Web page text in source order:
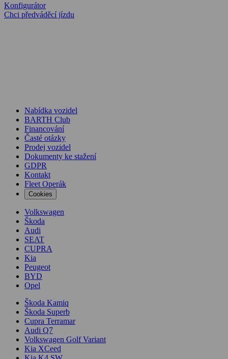
Konfigurátor
Chci předváděcí jízdu
Nabídka vozidel
BARTH Club
Financování
Časté otázky
Prodej vozidel
Dokumenty ke stažení
GDPR
Kontakt
Fleet Operák
Cookies
Volkswagen
Škoda
Audi
SEAT
CUPRA
Kia
Peugeot
BYD
Opel
Škoda Kamiq
Škoda Superb
Cupra Terramar
Audi Q7
Volkswagen Golf Variant
Kia XCeed